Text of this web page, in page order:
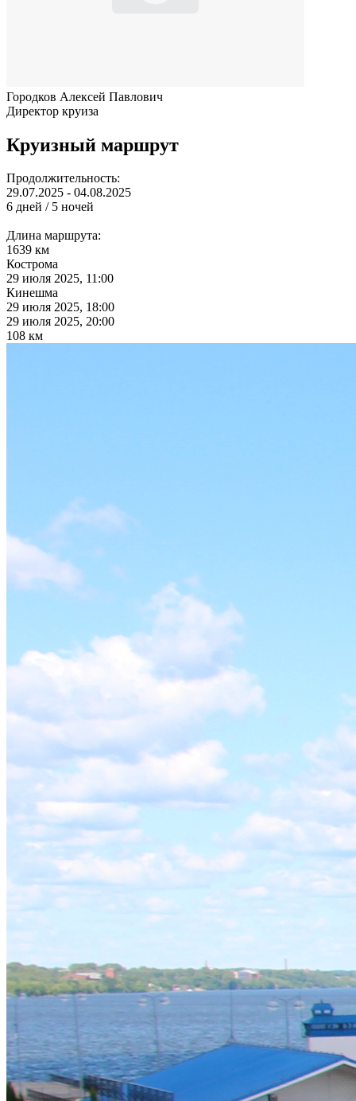
Городков Алексей Павлович
Директор круиза
Круизный маршрут
Продолжительность:
29.07.2025 - 04.08.2025
6 дней / 5 ночей
Длина маршрута:
1639 км
Кострома
29 июля 2025, 11:00
Кинешма
29 июля 2025, 18:00
29 июля 2025, 20:00
108 км